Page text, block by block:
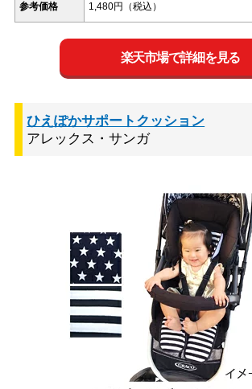
参考価格 1,480円（税込）
楽天市場で詳細を見る
ひえぽかサポートクッション
アレックス・サンガ